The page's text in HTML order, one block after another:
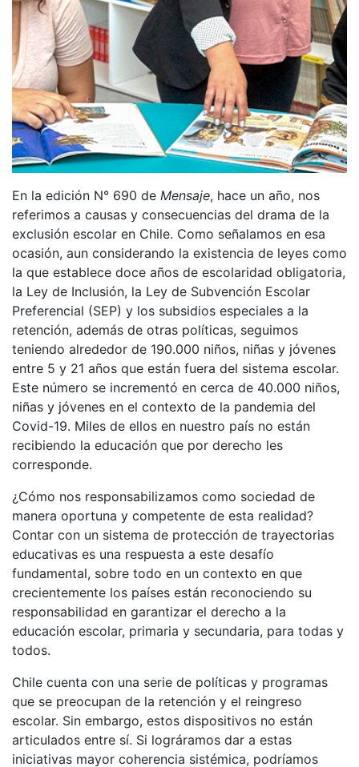
En la edición N° 690 de Mensaje, hace un año, nos
referimos a causas y consecuencias del drama de la
exclusión escolar en Chile. Como señalamos en esa
ocasión, aun considerando la existencia de leyes como
la que establece doce años de escolaridad obligatoria,
la Ley de Inclusión, la Ley de Subvención Escolar
Preferencial (SEP) y los subsidios especiales a la
retención, además de otras políticas, seguimos
teniendo alrededor de 190.000 niños, niñas y jóvenes
entre 5 y 21 años que están fuera del sistema escolar.
Este número se incrementó en cerca de 40.000 niños,
niñas y jóvenes en el contexto de la pandemia del
Covid-19. Miles de ellos en nuestro país no están
recibiendo la educación que por derecho les
corresponde.
¿Cómo nos responsabilizamos como sociedad de
manera oportuna y competente de esta realidad?
Contar con un sistema de protección de trayectorias
educativas es una respuesta a este desafío
fundamental, sobre todo en un contexto en que
crecientemente los países están reconociendo su
responsabilidad en garantizar el derecho a la
educación escolar, primaria y secundaria, para todas y
todos.
Chile cuenta con una serie de políticas y programas
que se preocupan de la retención y el reingreso
escolar. Sin embargo, estos dispositivos no están
articulados entre sí. Si lográramos dar a estas
iniciativas mayor coherencia sistémica, podríamos